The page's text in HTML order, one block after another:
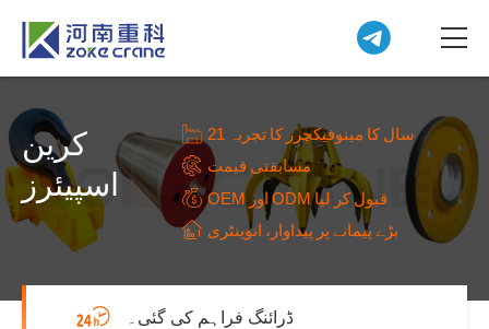
کرین
اسپیئرز
21 سال کا مینوفیکچرر کا تجربہ
مسابقتی قیمت
OEM اور ODM قبول کر لیا
بڑے پیمانے پر پیداوار، انوینٹری
ڈرائنگ فراہم کی گئی۔